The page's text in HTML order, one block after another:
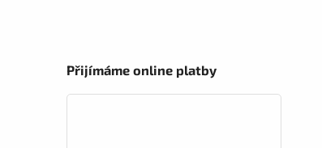
Přijímáme online platby